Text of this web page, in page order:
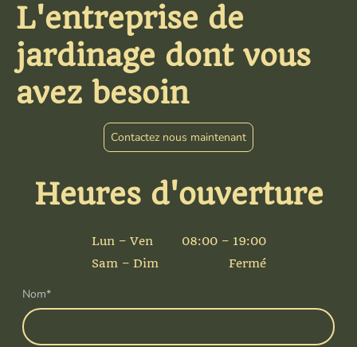
L'entreprise de
jardinage dont vous
avez besoin
Contactez nous maintenant
Heures d'ouverture
Lun – Ven
08:00 – 19:00
Sam – Dim
Fermé
Nom*